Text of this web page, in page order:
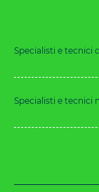
Specialisti e tecnici
Specialisti e tecnici